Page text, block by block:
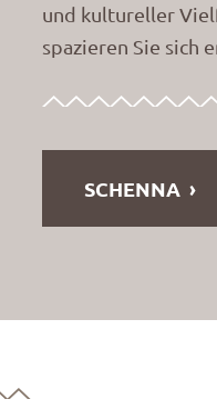
und kultureller
spazieren Sie sich
SCHENNA